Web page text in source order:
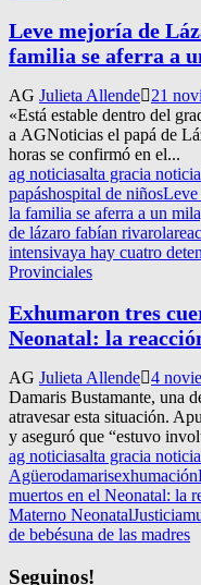
Leve mejoría de
familia se aferra a
AG Julieta Allende 21
«Está estable dentro del
a AGNoticias el papá de
horas se confirmó en el...
ag noticiasalta gracia
papáshospital de niñosLeve
la familia se aferra a un
de lázaro fabían rivarola
intensivaya hay cuatro
Provinciales
Exhumaron tres
Neonatal: la
AG Julieta Allende 4
Damaris Bustamante, una
atravesar esta situación.
y aseguró que “estuvo
ag noticiasalta gracia
Agüerodamarisexhumación
muertos en el Neonatal: la
Materno NeonatalJusticia
de bebésuna de las madres
Seguinos!